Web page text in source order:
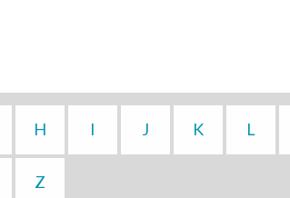
H I J K L
Z